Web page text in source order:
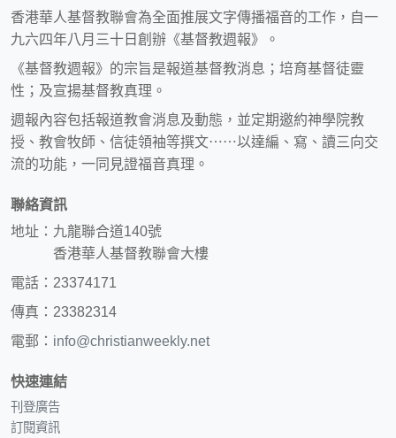
香港華人基督教聯會為全面推展文字傳播福音的工作，自一
九六四年八月三十日創辦《基督教週報》。
《基督教週報》的宗旨是報道基督教消息；培育基督徒靈
性；及宣揚基督教真理。
週報內容包括報道教會消息及動態，並定期邀約神學院教
授、教會牧師、信徒領袖等撰文⋯⋯以達編、寫、讀三向交
流的功能，一同見證福音真理。
聯絡資訊
地址：九龍聯合道140號
香港華人基督教聯會大樓
電話：23374171
傳真：23382314
電郵： info@christianweekly.net
快速連結
刊登廣告
訂閱資訊